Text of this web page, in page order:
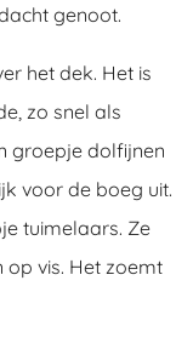
genoot.
het dek. Het is
zo snel als
groepje dolfijnen
voor de boeg uit.
tuimelaars. Ze
op vis. Het zoemt